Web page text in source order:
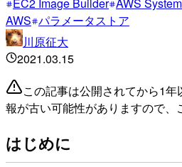
AWS パラメータストア
川原征大
2021.03.15
この記事は公開されてから1
報が古い可能性がありますので、
はじめに